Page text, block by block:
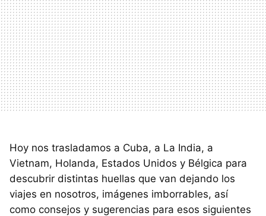
Hoy nos trasladamos a Cuba, a La India, a
Vietnam, Holanda, Estados Unidos y Bélgica para
descubrir distintas huellas que van dejando los
viajes en nosotros, imágenes imborrables, así
como consejos y sugerencias para esos siguientes